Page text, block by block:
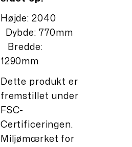
Højde: 2040
Dybde: 770mm
Bredde:
1290mm
Dette produkt er
fremstillet under
FSC-
Certificeringen.
Miljømærket for